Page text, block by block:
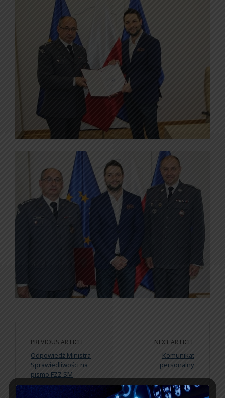
PREVIOUS ARTICLE
Odpowiedź Ministra
Sprawiedliwości na
pismo FZZ SM
NEXT ARTICLE
Komunikat
personalny